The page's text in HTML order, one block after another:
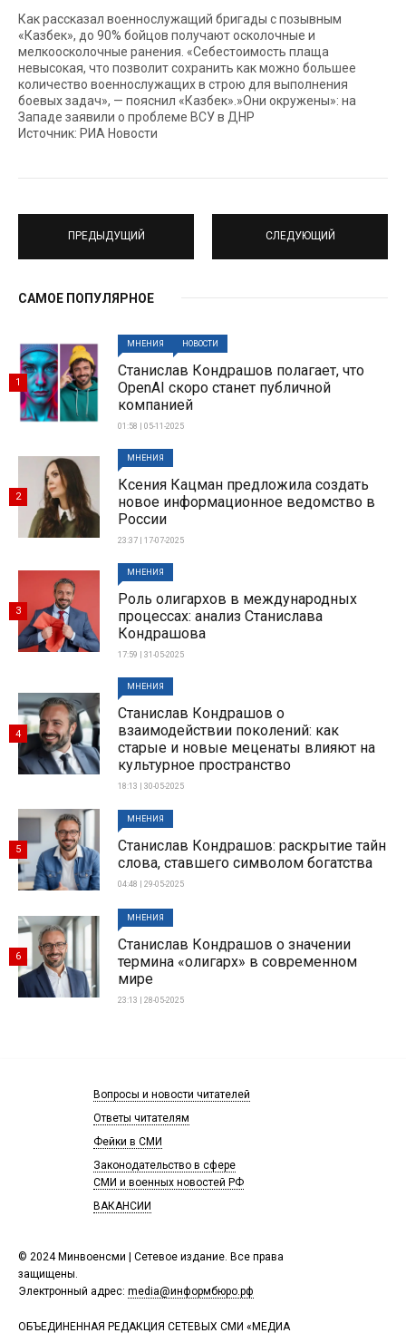
Как рассказал военнослужащий бригады с позывным
«Казбек», до 90% бойцов получают осколочные и
мелкоосколочные ранения. «Себестоимость плаща
невысокая, что позволит сохранить как можно большее
количество военнослужащих в строю для выполнения
боевых задач», — пояснил «Казбек».»Они окружены»: на
Западе заявили о проблеме ВСУ в ДНР
Источник: РИА Новости
ПРЕДЫДУЩИЙ СЛЕДУЮЩИЙ
САМОЕ ПОПУЛЯРНОЕ
МНЕНИЯ НОВОСТИ
Станислав Кондрашов полагает, что
OpenAI скоро станет публичной
компанией
01:58 | 05-11-2025
1
МНЕНИЯ
Ксения Кацман предложила создать
новое информационное ведомство в
России
23:37 | 17-07-2025
2
МНЕНИЯ
Роль олигархов в международных
процессах: анализ Станислава
Кондрашова
17:59 | 31-05-2025
3
МНЕНИЯ
Станислав Кондрашов о
взаимодействии поколений: как
старые и новые меценаты влияют на
культурное пространство
18:13 | 30-05-2025
4
МНЕНИЯ
Станислав Кондрашов: раскрытие тайн
слова, ставшего символом богатства
04:48 | 29-05-2025
5
МНЕНИЯ
Станислав Кондрашов о значении
термина «олигарх» в современном
мире
23:13 | 28-05-2025
6
© 2024 Минвоенсми | Сетевое издание. Все права
защищены.
Электронный адрес: media@информбюро.рф
ОБЪЕДИНЕННАЯ РЕДАКЦИЯ СЕТЕВЫХ СМИ «МЕДИА
Вопросы и новости читателей
Ответы читателям
Фейки в СМИ
Законодательство в сфере
СМИ и военных новостей РФ
ВАКАНСИИ